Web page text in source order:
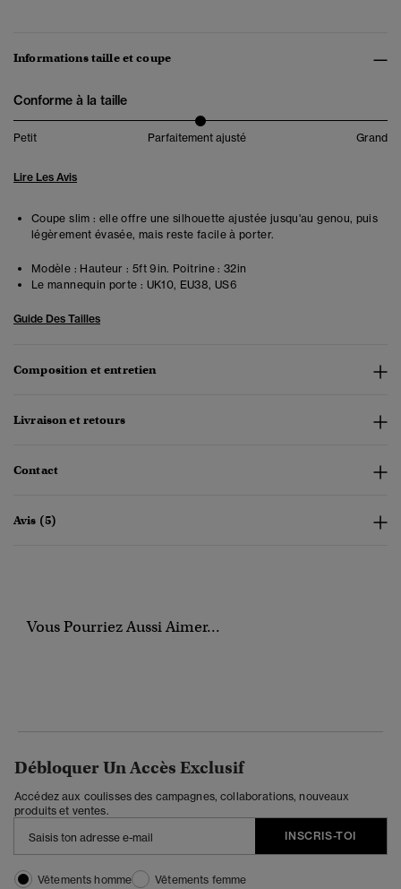
Informations taille et coupe
Conforme à la taille
Petit Parfaitement ajusté Grand
Lire Les Avis
Coupe slim : elle offre une silhouette ajustée jusqu'au genou, puis
légèrement évasée, mais reste facile à porter.
Modèle : Hauteur : 5ft 9in. Poitrine : 32in
Le mannequin porte : UK10, EU38, US6
Guide Des Tailles
Composition et entretien
Livraison et retours
Contact
Avis (5)
Vous Pourriez Aussi Aimer...
Débloquer Un Accès Exclusif
Accédez aux coulisses des campagnes, collaborations, nouveaux
produits et ventes.
INSCRIS-TOI
Vêtements homme Vêtements femme